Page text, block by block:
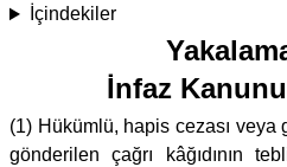
İçindekiler
İnfaz
(1) Hükümlü, hapis cezası veya
gönderilen çağrı kâğıdının